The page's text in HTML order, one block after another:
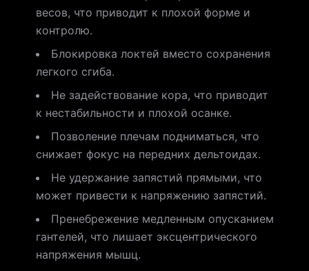
весов, что приводит к плохой форме и
контролю.
Блокировка локтей вместо сохранения
легкого сгиба.
Не задействование кора, что приводит
к нестабильности и плохой осанке.
Позволение плечам подниматься, что
снижает фокус на передних дельтоидах.
Не удержание запястий прямыми, что
может привести к напряжению запястий.
Пренебрежение медленным опусканием
гантелей, что лишает эксцентрического
напряжения мышц.